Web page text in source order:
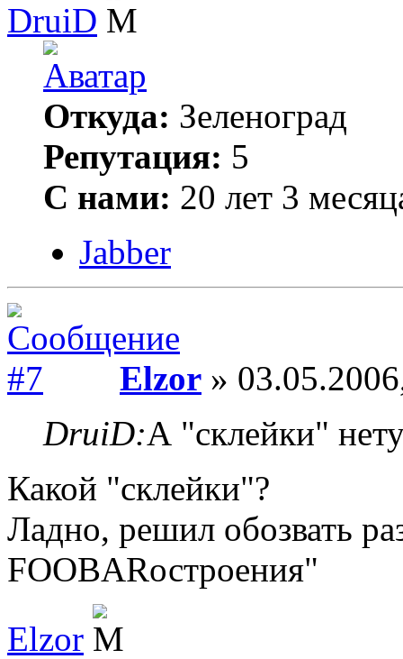
DruiD
Откуда: Зеленоград
Репутация: 5
С нами: 20 лет 3
Jabber
Elzor »
DruiD:А "склейки"
Какой "склейки"?
Ладно, решил обозвать
FOOBARостроения"
Elzor